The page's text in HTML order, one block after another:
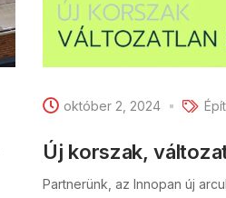
október 2, 2024
Új korszak,
Partnerünk, az Innopan új